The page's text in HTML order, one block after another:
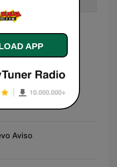
Cheto Al Aire - Don
days
Aviso
APP